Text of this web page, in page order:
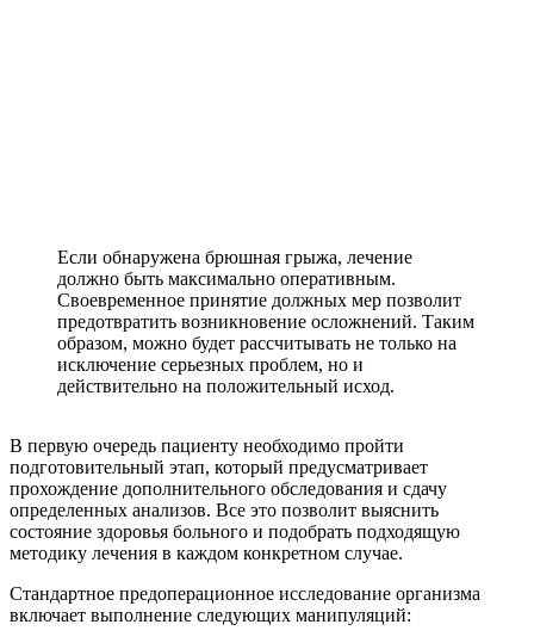
Если обнаружена брюшная грыжа, лечение
должно быть максимально оперативным.
Своевременное принятие должных мер позволит
предотвратить возникновение осложнений. Таким
образом, можно будет рассчитывать не только на
исключение серьезных проблем, но и
действительно на положительный исход.
В первую очередь пациенту необходимо пройти
подготовительный этап, который предусматривает
прохождение дополнительного обследования и сдачу
определенных анализов. Все это позволит выяснить
состояние здоровья больного и подобрать подходящую
методику лечения в каждом конкретном случае.
Стандартное предоперационное исследование организма
включает выполнение следующих манипуляций: